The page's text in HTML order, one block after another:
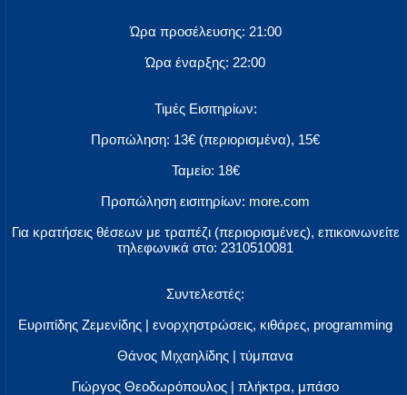
Ώρα προσέλευσης: 21:00
Ώρα έναρξης: 22:00
Τιμές Εισιτηρίων:
Προπώληση: 13€ (περιορισμένα), 15€
Ταμείο: 18€
Προπώληση εισιτηρίων: more.com
Για κρατήσεις θέσεων με τραπέζι (περιορισμένες), επικοινωνείτε
τηλεφωνικά στο: 2310510081
Συντελεστές:
Ευριπίδης Ζεμενίδης | ενορχηστρώσεις, κιθάρες, programming
Θάνος Μιχαηλίδης | τύμπανα
Γιώργος Θεοδωρόπουλος | πλήκτρα, μπάσο